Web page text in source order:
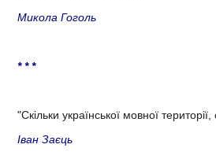
Микола Гоголь
* * *
"Скільки української мовної
Іван Заєць